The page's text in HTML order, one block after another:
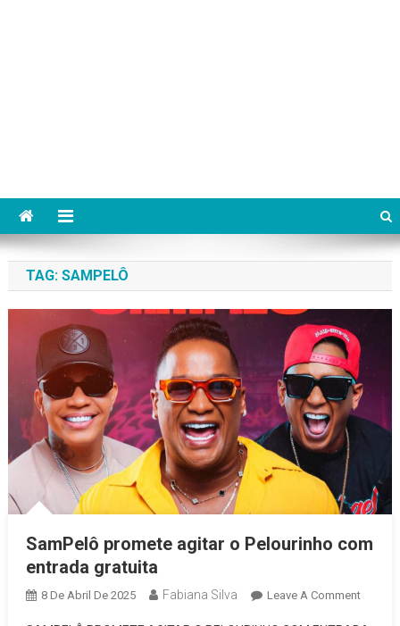
TAG: SAMPELÔ
SamPelô promete agitar o Pelourinho com
entrada gratuita
8 De Abril De 2025 Fabiana Silva Leave A CommentOn